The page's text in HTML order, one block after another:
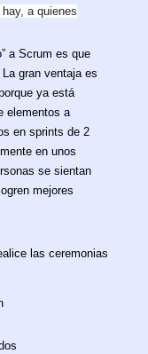
a quienes
a Scrum es que
gran ventaja es
ya está
elementos a
en sprints de 2
en unos
se sientan
mejores
las ceremonias